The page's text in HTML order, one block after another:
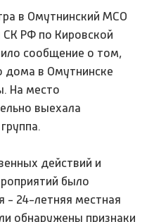
в Омутнинский МСО
СК РФ по Кировской
сообщение о том,
дома в Омутнинске
На место
выехала
действий и
было
- 24-летняя местная
обнаружены признаки